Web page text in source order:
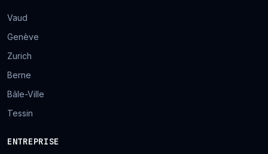
Vaud
Genève
Zurich
Berne
Bâle-Ville
Tessin
ENTREPRISE